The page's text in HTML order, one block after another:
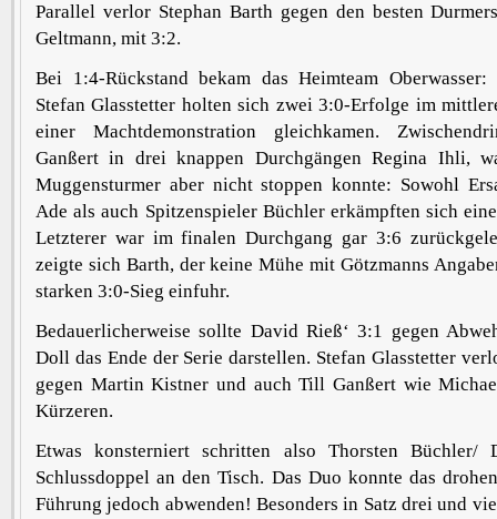
Parallel verlor Stephan Barth gegen den besten
Geltmann, mit 3:2.
Bei 1:4-Rückstand bekam das Heimteam
Stefan Glasstetter holten sich zwei 3:0-Erfolge im
einer Machtdemonstration gleichkamen.
Ganßert in drei knappen Durchgängen Regina Ihli,
Muggensturmer aber nicht stoppen konnte: Sowohl
Ade als auch Spitzenspieler Büchler erkämpften sich
Letzterer war im finalen Durchgang gar 3:6
zeigte sich Barth, der keine Mühe mit Götzmanns
starken 3:0-Sieg einfuhr.
Bedauerlicherweise sollte David Rieß‘ 3:1 gegen
Doll das Ende der Serie darstellen. Stefan Glasstetter
gegen Martin Kistner und auch Till Ganßert wie
Kürzeren.
Etwas konsterniert schritten also Thorsten Büchler/
Schlussdoppel an den Tisch. Das Duo konnte das
Führung jedoch abwenden! Besonders in Satz drei und